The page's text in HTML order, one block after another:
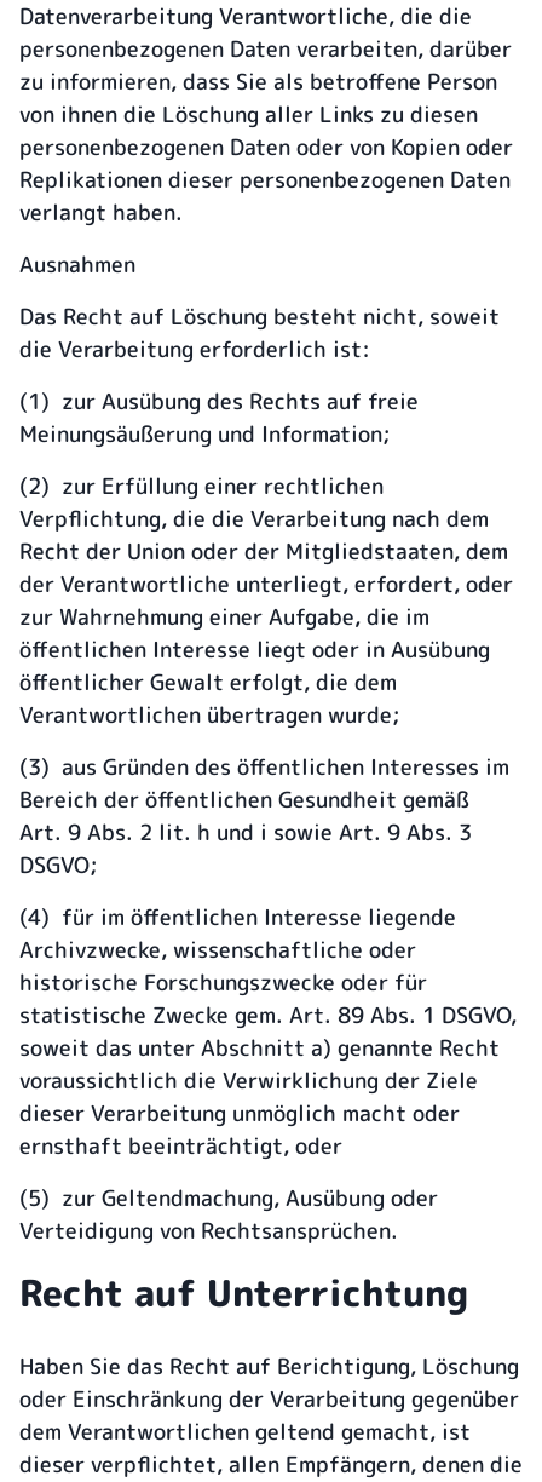
Datenverarbeitung Verantwortliche, die die
personenbezogenen Daten verarbeiten, darüber
zu informieren, dass Sie als betroffene Person
von ihnen die Löschung aller Links zu diesen
personenbezogenen Daten oder von Kopien oder
Replikationen dieser personenbezogenen Daten
verlangt haben.
Ausnahmen
Das Recht auf Löschung besteht nicht, soweit
die Verarbeitung erforderlich ist:
(1) zur Ausübung des Rechts auf freie
Meinungsäußerung und Information;
(2) zur Erfüllung einer rechtlichen
Verpflichtung, die die Verarbeitung nach dem
Recht der Union oder der Mitgliedstaaten, dem
der Verantwortliche unterliegt, erfordert, oder
zur Wahrnehmung einer Aufgabe, die im
öffentlichen Interesse liegt oder in Ausübung
öffentlicher Gewalt erfolgt, die dem
Verantwortlichen übertragen wurde;
(3) aus Gründen des öffentlichen Interesses im
Bereich der öffentlichen Gesundheit gemäß
Art. 9 Abs. 2 lit. h und i sowie Art. 9 Abs. 3
DSGVO;
(4) für im öffentlichen Interesse liegende
Archivzwecke, wissenschaftliche oder
historische Forschungszwecke oder für
statistische Zwecke gem. Art. 89 Abs. 1 DSGVO,
soweit das unter Abschnitt a) genannte Recht
voraussichtlich die Verwirklichung der Ziele
dieser Verarbeitung unmöglich macht oder
ernsthaft beeinträchtigt, oder
(5) zur Geltendmachung, Ausübung oder
Verteidigung von Rechtsansprüchen.
Recht auf Unterrichtung
Haben Sie das Recht auf Berichtigung, Löschung
oder Einschränkung der Verarbeitung gegenüber
dem Verantwortlichen geltend gemacht, ist
dieser verpflichtet, allen Empfängern, denen die